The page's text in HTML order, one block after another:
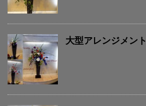
大型アレンジメント